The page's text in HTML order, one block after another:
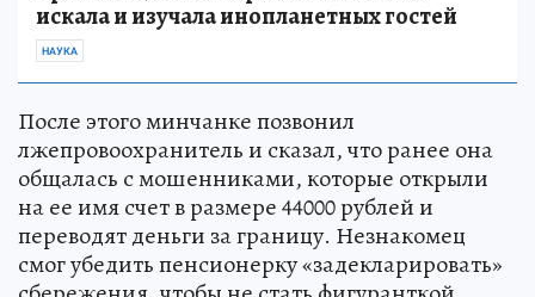
искала и изучала инопланетных гостей
НАУКА
После этого минчанке позвонил
лжепровоохранитель и сказал, что ранее она
общалась с мошенниками, которые открыли
на ее имя счет в размере 44000 рублей и
переводят деньги за границу. Незнакомец
смог убедить пенсионерку «задекларировать»